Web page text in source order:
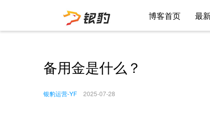
博客首页 最
备用金是什么？
银豹运营-YF 2025-07-28